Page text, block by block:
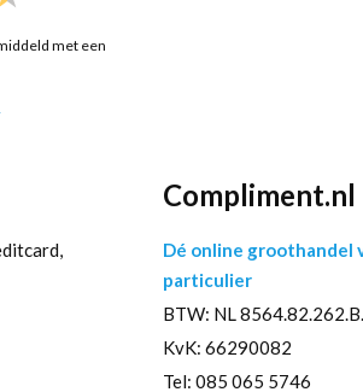
met een
Compliment.nl
Dé online groothandel
particulier
BTW: NL
KvK: 66290082
Tel: 085 065 5746